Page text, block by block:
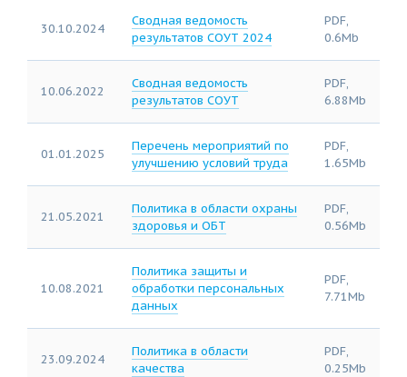
30.10.2024
Сводная ведомость
результатов СОУТ 2024
PDF,
0.6Mb
10.06.2022
Сводная ведомость
результатов СОУТ
PDF,
6.88Mb
01.01.2025
Перечень мероприятий по
улучшению условий труда
PDF,
1.65Mb
21.05.2021
Политика в области охраны
здоровья и ОБТ
PDF,
0.56Mb
10.08.2021
Политика защиты и
обработки персональных
данных
PDF,
7.71Mb
23.09.2024
Политика в области
качества
PDF,
0.25Mb